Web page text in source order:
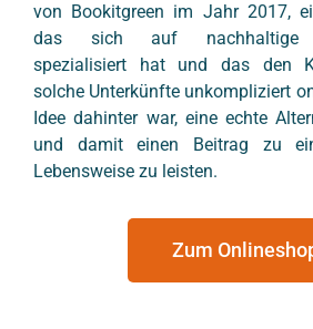
von Bookitgreen im Jahr 2017,
das sich auf nachhaltige
spezialisiert hat und das den
solche Unterkünfte unkompliziert
Idee dahinter war, eine echte
und damit einen Beitrag zu
Lebensweise zu leisten.
Zum